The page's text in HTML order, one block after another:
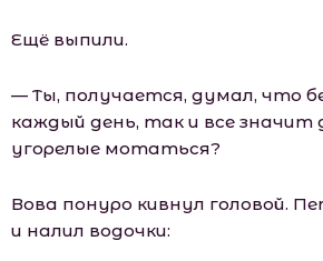
Ещё выпили.
— Ты, получается, думал, что
каждый день, так и все значит
угорелые мотаться?
Вова понуро кивнул головой.
и налил водочки: